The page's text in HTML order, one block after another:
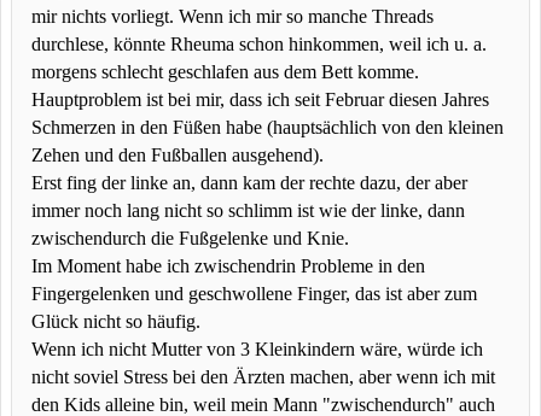
mir nichts vorliegt. Wenn ich mir so manche Threads
durchlese, könnte Rheuma schon hinkommen, weil ich u. a.
morgens schlecht geschlafen aus dem Bett komme.
Hauptproblem ist bei mir, dass ich seit Februar diesen Jahres
Schmerzen in den Füßen habe (hauptsächlich von den kleinen
Zehen und den Fußballen ausgehend).
Erst fing der linke an, dann kam der rechte dazu, der aber
immer noch lang nicht so schlimm ist wie der linke, dann
zwischendurch die Fußgelenke und Knie.
Im Moment habe ich zwischendrin Probleme in den
Fingergelenken und geschwollene Finger, das ist aber zum
Glück nicht so häufig.
Wenn ich nicht Mutter von 3 Kleinkindern wäre, würde ich
nicht soviel Stress bei den Ärzten machen, aber wenn ich mit
den Kids alleine bin, weil mein Mann "zwischendurch" auch